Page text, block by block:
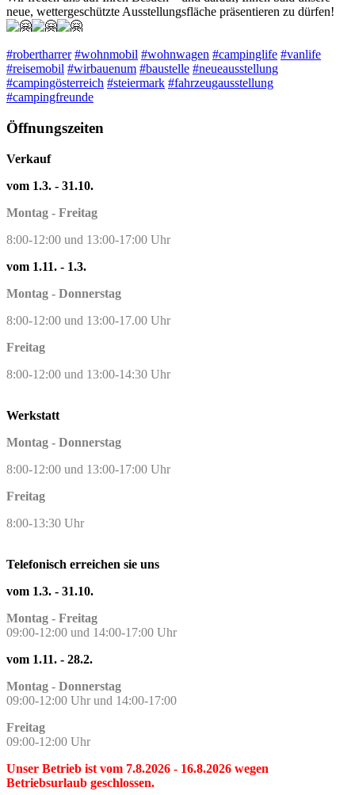
neue, wettergeschützte Ausstellungsfläche präsentieren zu dürfen!
#robertharrer #wohnmobil #wohnwagen #campinglife #vanlife
#reisemobil #wirbauenum #baustelle #neueausstellung
#campingösterreich #steiermark #fahrzeugausstellung
#campingfreunde
Öffnungszeiten
Verkauf
vom 1.3. - 31.10.
Montag - Freitag
8:00-12:00 und 13:00-17:00 Uhr
vom 1.11. - 1.3.
Montag - Donnerstag
8:00-12:00 und 13:00-17.00 Uhr
Freitag
8:00-12:00 und 13:00-14:30 Uhr
Werkstatt
Montag - Donnerstag
8:00-12:00 und 13:00-17:00 Uhr
Freitag
8:00-13:30 Uhr
Telefonisch erreichen sie uns
vom 1.3. - 31.10.
Montag - Freitag
09:00-12:00 und 14:00-17:00 Uhr
vom 1.11. - 28.2.
Montag - Donnerstag
09:00-12:00 Uhr und 14:00-17:00
Freitag
09:00-12:00 Uhr
Unser Betrieb ist vom 7.8.2026 - 16.8.2026 wegen
Betriebsurlaub geschlossen.